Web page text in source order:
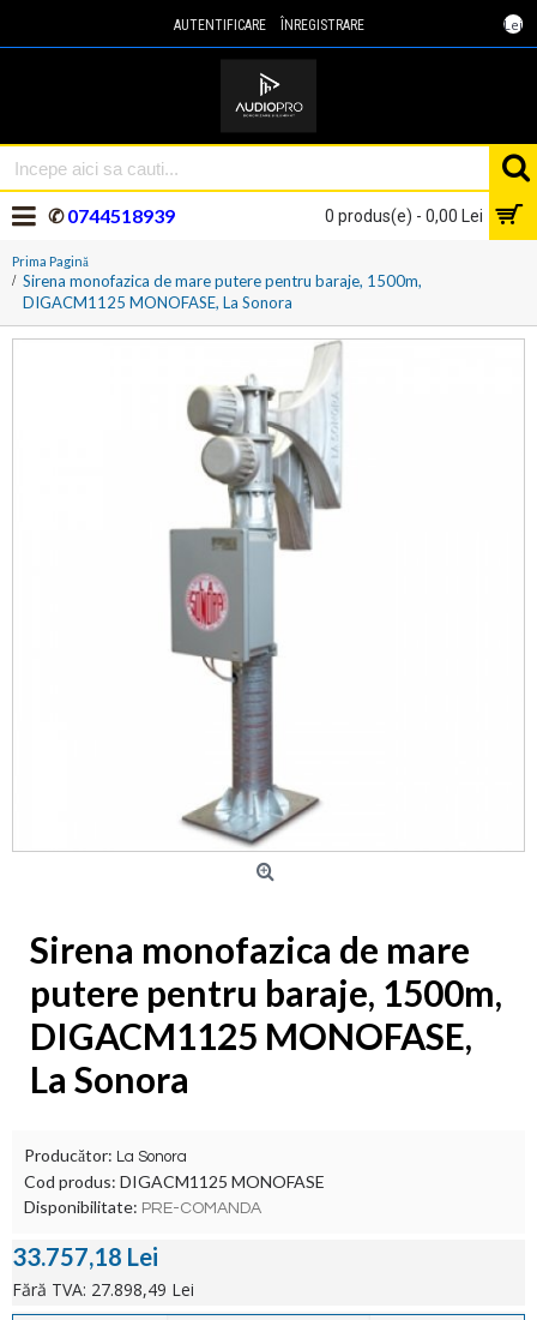
Lei
AUTENTIFICARE ÎNREGISTRARE
0 produs(e) - 0,00 Lei
✆0744518939
Prima Pagină
Sirena monofazica de mare putere pentru baraje, 1500m,
DIGACM1125 MONOFASE, La Sonora
Sirena monofazica de mare
putere pentru baraje, 1500m,
DIGACM1125 MONOFASE,
La Sonora
Producător: La Sonora
Cod produs: DIGACM1125 MONOFASE
Disponibilitate: PRE-COMANDA
33.757,18 Lei
Fără TVA: 27.898,49 Lei